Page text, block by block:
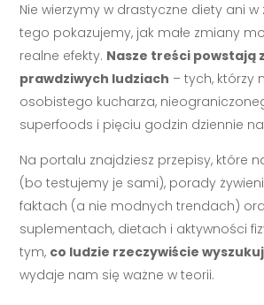
Nie wierzymy w drastyczne diety ani w
tego pokazujemy, jak małe zmiany
realne efekty. Nasze treści powstają
prawdziwych ludziach – tych, którzy
osobistego kucharza,
superfoods i pięciu godzin dziennie
Na portalu znajdziesz przepisy, które
(bo testujemy je sami), porady
faktach (a nie modnych trendach)
suplementach, dietach i aktywności
tym, co ludzie rzeczywiście
wydaje nam się ważne w teorii.